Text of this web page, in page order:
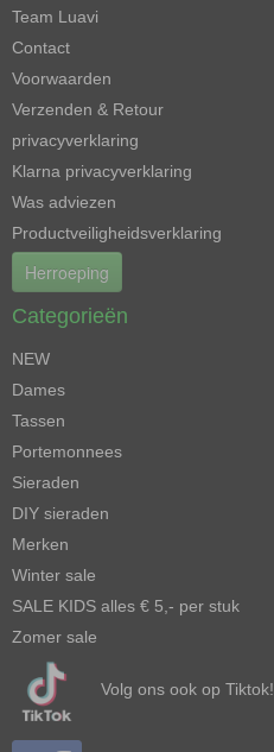
Team Luavi
Contact
Voorwaarden
Verzenden & Retour
privacyverklaring
Klarna privacyverklaring
Was adviezen
Productveiligheidsverklaring
Herroeping
Categorieën
NEW
Dames
Tassen
Portemonnees
Sieraden
DIY sieraden
Merken
Winter sale
SALE KIDS alles € 5,- per stuk
Zomer sale
Volg ons ook op Tiktok!